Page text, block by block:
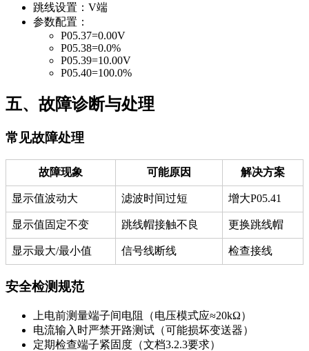
跳线设置：V端
参数配置：
P05.37=0.00V
P05.38=0.0%
P05.39=10.00V
P05.40=100.0%
五、故障诊断与处理
常见故障处理
故障现象 可能原因 解决方案
显示值波动大 滤波时间过短 增大P05.41
显示值固定不变 跳线帽接触不良 更换跳线帽
显示最大/最小值 信号线断线 检查接线
安全检测规范
上电前测量端子间电阻（电压模式应≈20kΩ）
电流输入时严禁开路测试（可能损坏变送器）
定期检查端子紧固度（文档3.2.3要求）